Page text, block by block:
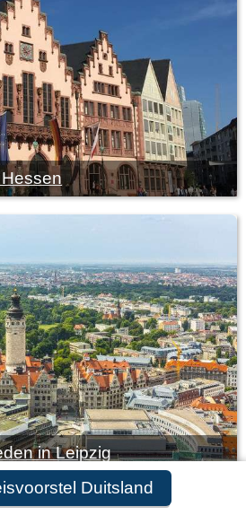
Duitsland
in Leipzig